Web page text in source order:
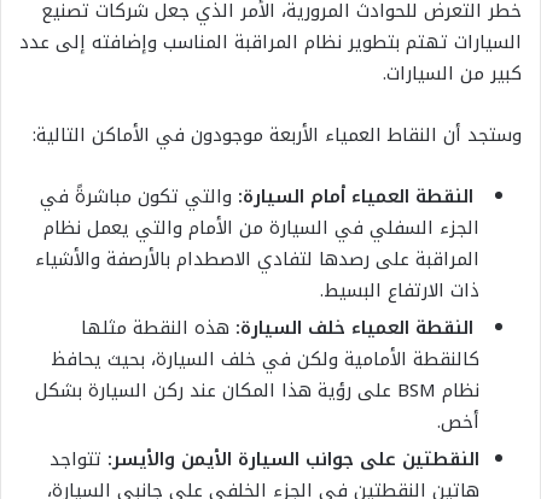
خطر التعرض للحوادث المرورية، الأمر الذي جعل شركات تصنيع
السيارات تهتم بتطوير نظام المراقبة المناسب وإضافته إلى عدد
كبير من السيارات.
وستجد أن النقاط العمياء الأربعة موجودون في الأماكن التالية:
النقطة العمياء أمام السيارة: والتي تكون مباشرةً في
الجزء السفلي في السيارة من الأمام والتي يعمل نظام
المراقبة على رصدها لتفادي الاصطدام بالأرصفة والأشياء
ذات الارتفاع البسيط.
النقطة العمياء خلف السيارة: هذه النقطة مثلها
كالنقطة الأمامية ولكن في خلف السيارة، بحيث يحافظ
نظام BSM على رؤية هذا المكان عند ركن السيارة بشكل
أخص.
النقطتين على جوانب السيارة الأيمن والأيسر: تتواجد
هاتين النقطتين في الجزء الخلفي على جانبي السيارة،